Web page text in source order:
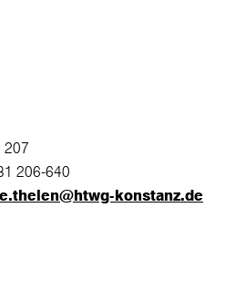
207
206-640
konstanz.de